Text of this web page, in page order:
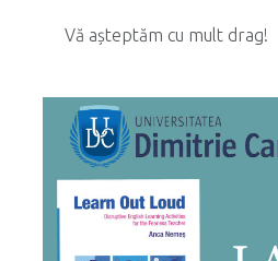
Vă așteptăm cu mult drag!